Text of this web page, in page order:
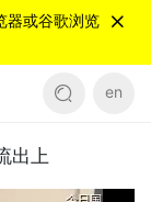
器或谷歌浏览
en
出上